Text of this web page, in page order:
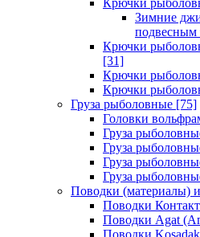
Крючки
Зимние
подвесным
Крючки
[31]
Крючки
Крючки
Груза рыболовные [75]
Головки
Груза
Груза
Груза
Груза
Поводки (материалы)
Поводки Контакт
Поводки Agat